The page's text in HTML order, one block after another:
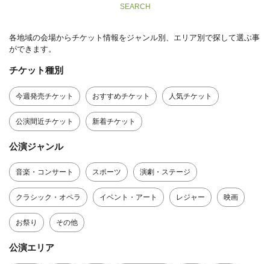
SEARCH
各地域の会場からチケット情報をジャンル別、エリア別で探して選ぶ事
ができます。
チケット種別
今週発売チケット おすすめチケット 人気チケット
公演間近チケット 新着チケット
公演ジャンル
音楽・コンサート スポーツ 演劇・ステージ
クラシック・オペラ イベント・アート レジャー 映画
お祭り その他
公演エリア